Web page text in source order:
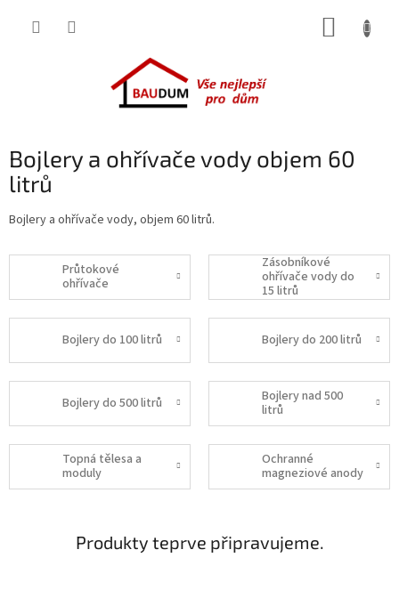
Bojlery a ohřívače vody objem 60
litrů
Bojlery a ohřívače vody, objem 60 litrů.
Průtokové
ohřívače
Zásobníkové
ohřívače vody do
15 litrů
Bojlery do 100 litrů Bojlery do 200 litrů
Bojlery do 500 litrů
Bojlery nad 500
litrů
Topná tělesa a
moduly
Ochranné
magneziové anody
Produkty teprve připravujeme.